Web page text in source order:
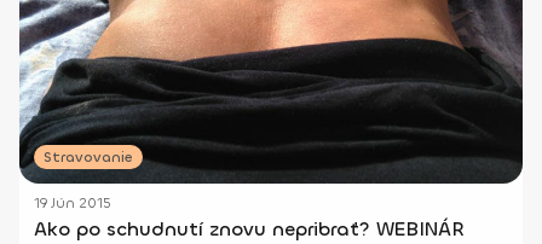
Stravovanie
19 Jún 2015
Ako po schudnutí znovu nepribrať? WEBINÁR